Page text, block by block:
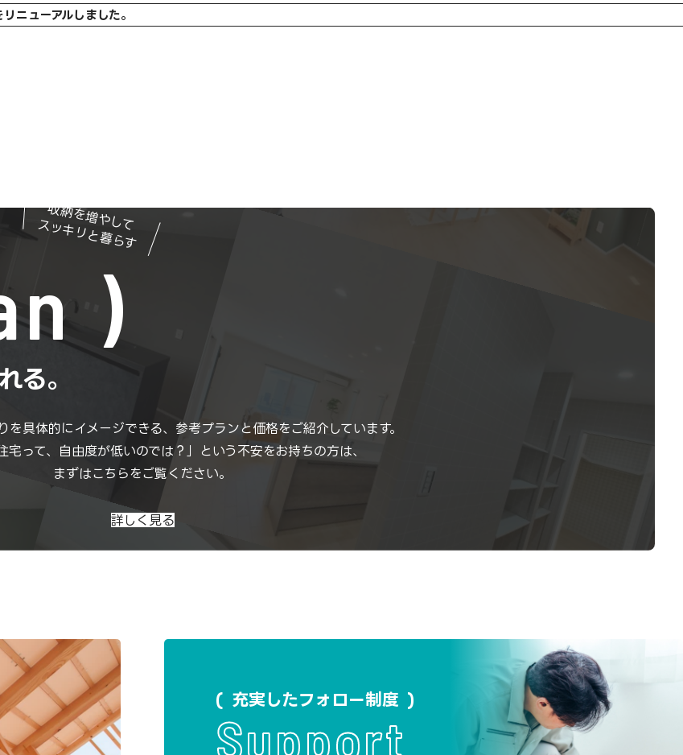
ニューアルしました。
収納を増やして
スッキリと暮らす
る。
を具体的にイメージできる、参考プランと価格をご紹介しています。
宅って、自由度が低いのでは？」という不安をお持ちの方は、
まずはこちらをご覧ください。
詳しく見る
充実したフォロー制度
Support